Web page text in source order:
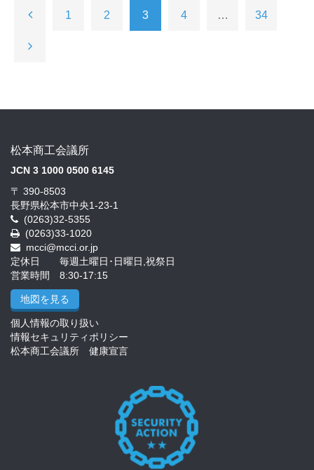
1 2 3 4 … 34
松本商工会議所
JCN 3 1000 0500 6145
〒 390-8503
長野県松本市中央1-23-1
(0263)32-5355
(0263)33-1020
mcci@mcci.or.jp
定休日 毎週土曜日･日曜日,祝祭日
営業時間 8:30-17:15
地図を見る
個人情報の取り扱い
情報セキュリティポリシー
松本商工会議所 健康宣言